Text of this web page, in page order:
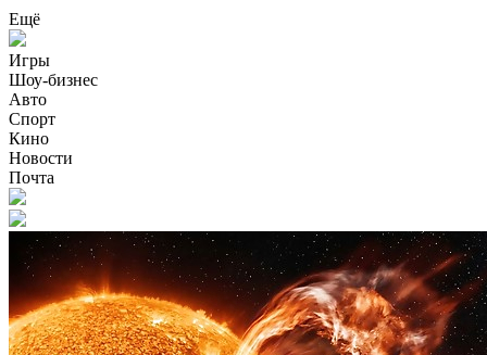
Ещё
Игры
Шоу-бизнес
Авто
Спорт
Кино
Новости
Почта